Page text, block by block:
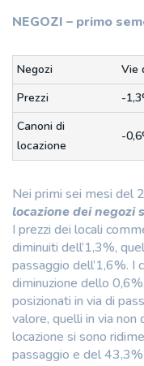
NEGOZI – primo
Negozi Vie
Prezzi
-
Canoni di
locazione
-
Nei primi sei mesi del
locazione dei negozi
I prezzi dei locali
diminuiti dell’1,3%,
passaggio dell’1,6%. I
diminuzione dello
posizionati in via di
valore, quelli in via non
locazione si sono
passaggio e del